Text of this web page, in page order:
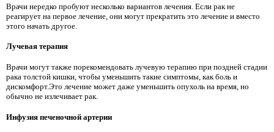
Врачи нередко пробуют несколько вариантов лечения. Если рак не
реагирует на первое лечение, они могут прекратить это лечение и вместо
этого начать другое.
Лучевая терапия
Врачи могут также порекомендовать лучевую терапию при поздней стадии
рака толстой кишки, чтобы уменьшить такие симптомы, как боль и
дискомфорт.Это лечение может даже уменьшить опухоль на время, но
обычно не излечивает рак.
Инфузия печеночной артерии